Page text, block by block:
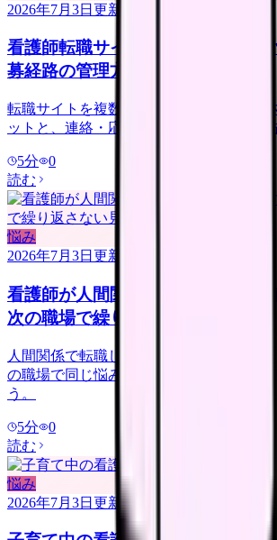
2026年7月3日 更新
看護師転職サイトは複数登録して
募経路の管理方法
転職サイトを複数登録するか迷う看護師
ットと、連絡・応募経路で疲れない管理
5分
0
読む
悩み
2026年7月3日 更新
看護師が人間関係で転職する前に
次の職場で繰り返さない見方
人間関係で転職したい看護師さんへ。勢
の職場で同じ悩みを繰り返さない確認項
う。
5分
0
読む
悩み
2026年7月3日 更新